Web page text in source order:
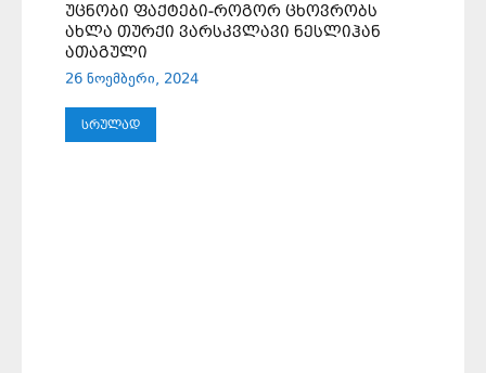
ᲣᲪᲜᲝᲑᲘ ᲤᲐᲥᲢᲔᲑᲘ-ᲠᲝᲒᲝᲠ ᲪᲮᲝᲕᲠᲝᲑᲡ
ᲐᲮᲚᲐ ᲗᲣᲠᲥᲘ ᲕᲐᲠᲡᲙᲕᲚᲐᲕᲘ ᲜᲔᲡᲚᲘᲰᲐᲜ
ᲐᲗᲐᲒᲣᲚᲘ
26 ნოემბერი, 2024
ᲡᲠᲣᲚᲐᲓ